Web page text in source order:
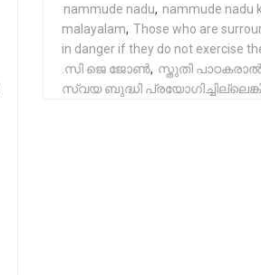
nammude nadu, nammude nadu
malayalam, Those who are
in danger if they do not exercise
.സി ജെ ജോൺ, സ്തുതി പാഠകരാൽ
സ്വയ ബുദ്ധി